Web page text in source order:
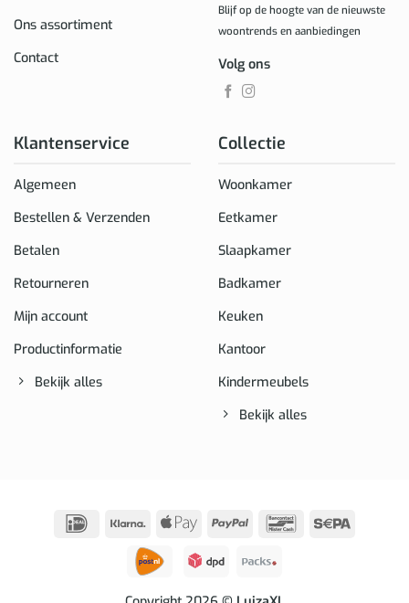
Ons assortiment
Contact
Klantenservice
Algemeen
Bestellen & Verzenden
Betalen
Retourneren
Mijn account
Productinformatie
Bekijk alles
Collectie
Woonkamer
Eetkamer
Slaapkamer
Badkamer
Keuken
Kantoor
Kindermeubels
Bekijk alles
Blijf op de hoogte van de nieuwste
woontrends en aanbiedingen
Volg ons
IDeal Klarna
Apple
PayPal BancontactSepa